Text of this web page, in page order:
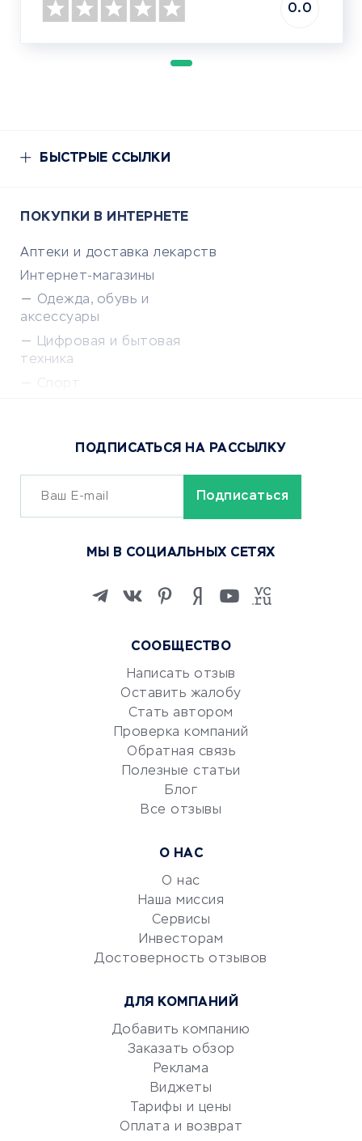
0.0
БЫСТРЫЕ ССЫЛКИ
ПОКУПКИ В ИНТЕРНЕТЕ
Аптеки и доставка лекарств
Интернет-магазины
Одежда, обувь и
аксессуары
Цифровая и бытовая
техника
Сервисы доставки
ОБУЧЕНИЕ И РАБОТА
Изучение иностранных
Маркетинг и продажи
Репетиторство
Красота и здоровье
Сервисы по поиску работы
Сетевой маркетинг
УСЛУГИ ДЛЯ БИЗНЕСА
документооборот
Консалтинговые компании
Аудиторские компании
Бухгалтерия онлайн
СООБЩЕСТВО
Написать отзыв
Оставить жалобу
Стать автором
Проверка компаний
Обратная связь
Полезные статьи
Блог
Все отзывы
О НАС
О нас
Наша миссия
Сервисы
Инвесторам
Достоверность отзывов
ДЛЯ КОМПАНИЙ
Добавить компанию
Заказать обзор
Реклама
Виджеты
Тарифы и цены
Оплата и возврат
ПОДПИСАТЬСЯ НА РАССЫЛКУ
МЫ В СОЦИАЛЬНЫХ СЕТЯХ